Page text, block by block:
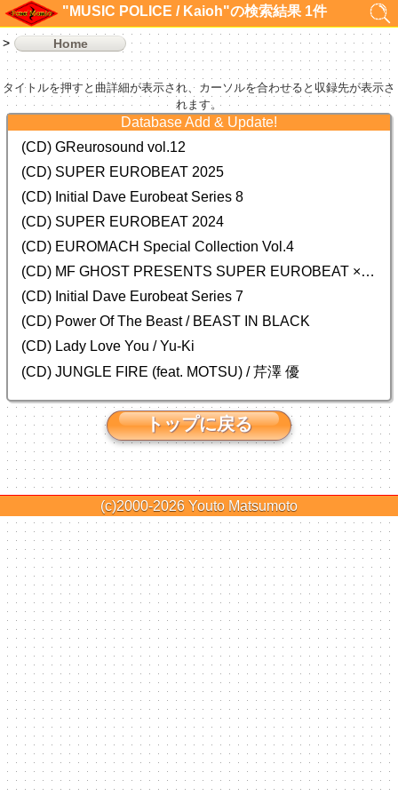
"MUSIC POLICE / Kaioh"の検索結果 1件
Home
タイトルを押すと曲詳細が表示され、カーソルを合わせると収録先が表示さ
れます。
Database Add & Update!
(CD) GReurosound vol.12
(CD) SUPER EUROBEAT 2025
(CD) Initial Dave Eurobeat Series 8
(CD) SUPER EUROBEAT 2024
(CD) EUROMACH Special Collection Vol.4
(CD) MF GHOST PRESENTS SUPER EUROBEAT × ORIGINAL SOUNDTRACK NEW COLLECTION
(CD) Initial Dave Eurobeat Series 7
(CD) Power Of The Beast / BEAST IN BLACK
(CD) Lady Love You / Yu-Ki
(CD) JUNGLE FIRE (feat. MOTSU) / 芹澤 優
トップに戻る
(c)2000-2026 Youto Matsumoto